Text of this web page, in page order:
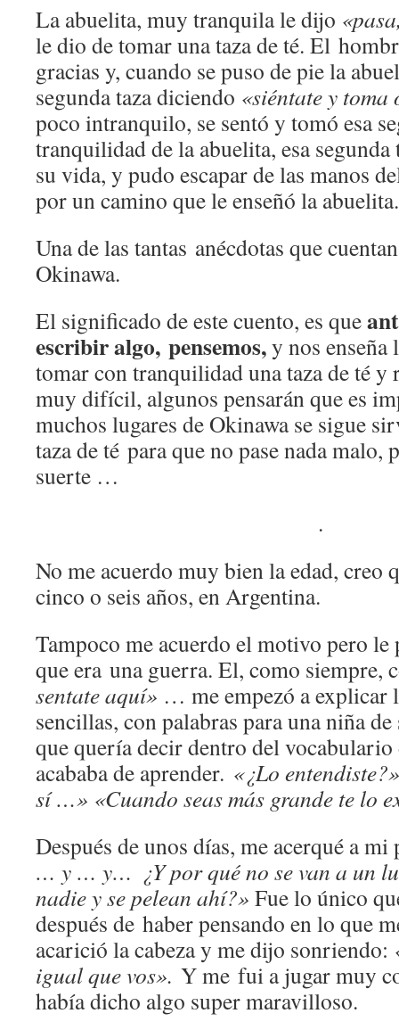
La abuelita, muy tranquila le dijo
le dio de tomar una taza de té. El
gracias y, cuando se puso de pie la
segunda taza diciendo «siéntate y toma
poco intranquilo, se sentó y tomó esa
tranquilidad de la abuelita, esa
su vida, y pudo escapar de las manos
por un camino que le enseñó la abuelita.
Una de las tantas anécdotas que
Okinawa.
El significado de este cuento, es que
escribir algo, pensemos,y nos
tomar con tranquilidad una taza de té y
muy difícil, algunos pensarán que es
muchos lugares de Okinawa se sigue
taza de té para que no pase nada malo,
suerte …
.
No me acuerdo muy bien la edad, creo
cinco o seis años, en Argentina.
Tampoco me acuerdo el motivo pero
que era una guerra. El, como siempre,
sentate aquí» … me empezó a explicar
sencillas, con palabras para una niña
que quería decir dentro del
acababa de aprender. «¿Lo
sí …» «Cuando seas más grande te lo
Después de unos días, me acerqué a
… y … y… ¿Y por quéno se van a un
nadie y se pelean ahí?» Fue lo único
después de haber pensando en lo que
acarició la cabeza y me dijo sonriendo:
igual que vos». Y me fui a jugar muy
había dicho algo super maravilloso.